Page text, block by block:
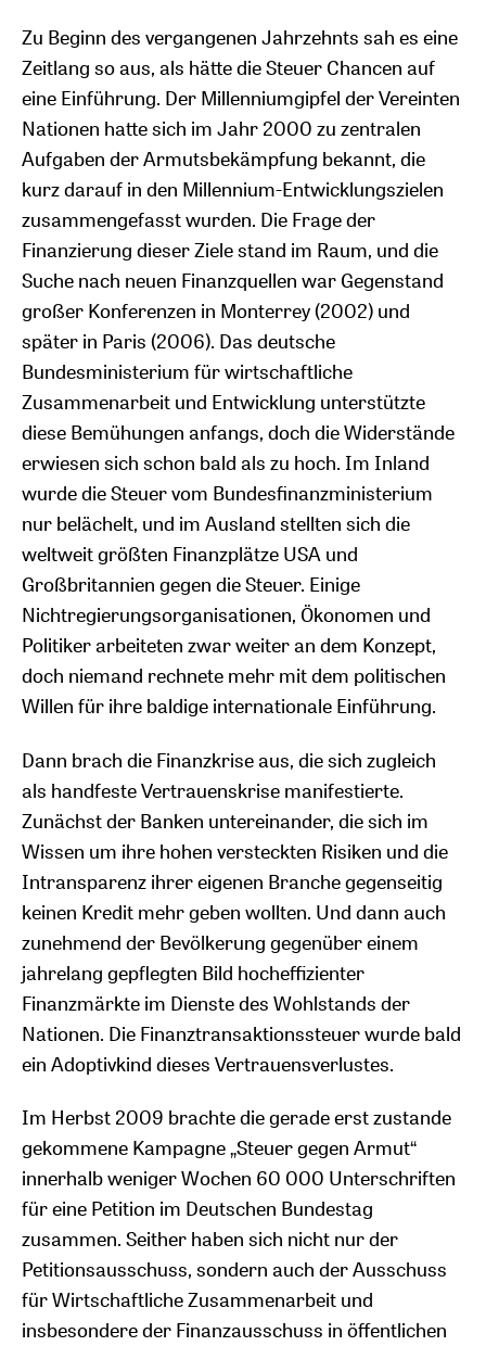
Zu Beginn des vergangenen Jahrzehnts sah es eine
Zeitlang so aus, als hätte die Steuer Chancen auf
eine Einführung. Der Millenniumgipfel der Vereinten
Nationen hatte sich im Jahr 2000 zu zentralen
Aufgaben der Armutsbekämpfung bekannt, die
kurz darauf in den Millennium-Entwicklungszielen
zusammengefasst wurden. Die Frage der
Finanzierung dieser Ziele stand im Raum, und die
Suche nach neuen Finanzquellen war Gegenstand
großer Konferenzen in Monterrey (2002) und
später in Paris (2006). Das deutsche
Bundesministerium für wirtschaftliche
Zusammenarbeit und Entwicklung unterstützte
diese Bemühungen anfangs, doch die Widerstände
erwiesen sich schon bald als zu hoch. Im Inland
wurde die Steuer vom Bundesfinanzministerium
nur belächelt, und im Ausland stellten sich die
weltweit größten Finanzplätze USA und
Großbritannien gegen die Steuer. Einige
Nichtregierungsorganisationen, Ökonomen und
Politiker arbeiteten zwar weiter an dem Konzept,
doch niemand rechnete mehr mit dem politischen
Willen für ihre baldige internationale Einführung.
Dann brach die Finanzkrise aus, die sich zugleich
als handfeste Vertrauenskrise manifestierte.
Zunächst der Banken untereinander, die sich im
Wissen um ihre hohen versteckten Risiken und die
Intransparenz ihrer eigenen Branche gegenseitig
keinen Kredit mehr geben wollten. Und dann auch
zunehmend der Bevölkerung gegenüber einem
jahrelang gepflegten Bild hocheffizienter
Finanzmärkte im Dienste des Wohlstands der
Nationen. Die Finanztransaktionssteuer wurde bald
ein Adoptivkind dieses Vertrauensverlustes.
Im Herbst 2009 brachte die gerade erst zustande
gekommene Kampagne „Steuer gegen Armut“
innerhalb weniger Wochen 60 000 Unterschriften
für eine Petition im Deutschen Bundestag
zusammen. Seither haben sich nicht nur der
Petitionsausschuss, sondern auch der Ausschuss
für Wirtschaftliche Zusammenarbeit und
insbesondere der Finanzausschuss in öffentlichen